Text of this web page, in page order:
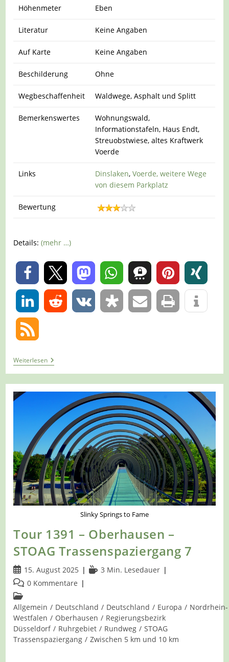
Höhenmeter Eben
Literatur Keine Angaben
Auf Karte Keine Angaben
Beschilderung Ohne
Wegbeschaffenheit Waldwege, Asphalt und Splitt
Bemerkenswertes
Wohnungswald,
Informationstafeln, Haus Endt,
Streuobstwiese, altes Kraftwerk
Voerde
Links Dinslaken,Voerde,weitere Wege
von diesem Parkplatz
Bewertung
Details:(mehr …)
0
0
WeiterlesenTour
1399
–
Dinslaken
–
Waldlehrpfad
Wohnungswald
Slinky Springs to Fame
Tour 1391 – Oberhausen –
STOAG Trassenspaziergang 7
Beitrag
veröffentlicht:
15. August 2025 Lesedauer:
3 Min. Lesedauer
Beitrags-
Kommentare:
0 Kommentare
Beitrags-
Kategorie:
Allgemein / Deutschland / Deutschland / Europa / Nordrhein-
Westfalen / Oberhausen / Regierungsbezirk
Düsseldorf / Ruhrgebiet / Rundweg / STOAG
Trassenspaziergang / Zwischen 5 km und 10 km